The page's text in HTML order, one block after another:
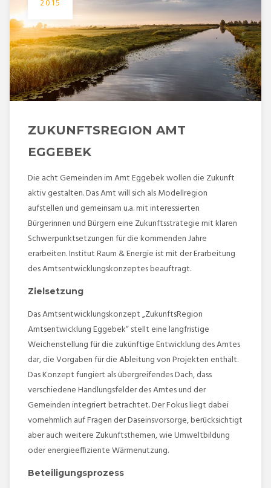
2015
ZUKUNFTSREGION AMT
EGGEBEK
Die acht Gemeinden im Amt Eggebek wollen die Zukunft
aktiv gestalten. Das Amt will sich als Modellregion
aufstellen und gemeinsam u.a. mit interessierten
Bürgerinnen und Bürgern eine Zukunftsstrategie mit klaren
Schwerpunktsetzungen für die kommenden Jahre
erarbeiten. Institut Raum & Energie ist mit der Erarbeitung
des Amtsentwicklungskonzeptes beauftragt.
Zielsetzung
Das Amtsentwicklungskonzept „ZukunftsRegion
Amtsentwicklung Eggebek“ stellt eine langfristige
Weichenstellung für die zukünftige Entwicklung des Amtes
dar, die Vorgaben für die Ableitung von Projekten enthält.
Das Konzept fungiert als übergreifendes Dach, dass
verschiedene Handlungsfelder des Amtes und der
Gemeinden integriert betrachtet. Der Fokus liegt dabei
vornehmlich auf Fragen der Daseinsvorsorge, berücksichtigt
aber auch weitere Zukunftsthemen, wie Umweltbildung
oder energieeffiziente Wärmenutzung.
Beteiligungsprozess